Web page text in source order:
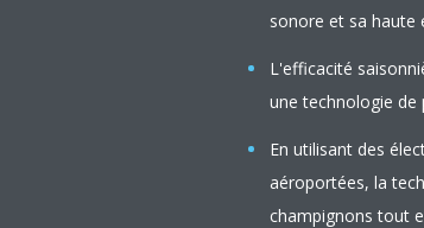
sonore et sa haute
L'efficacité
une technologie de
En utilisant des
aéroportées, la
champignons tout